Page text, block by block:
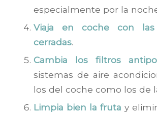
especialmente por la
Viaja en coche con las
cerradas.
Cambia los filtros
sistemas de aire
los del coche como los de
Limpia bien la fruta y